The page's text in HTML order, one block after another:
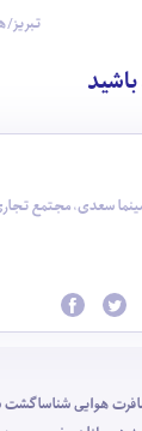
باشید
سعدی، مجتمع تجاری